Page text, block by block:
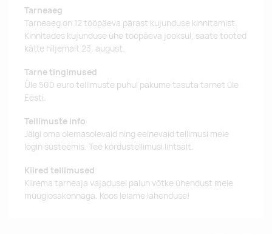
Tarneaeg
Tarneaeg on 12 tööpäeva pärast kujunduse kinnitamist.
Kinnitades kujunduse ühe tööpäeva jooksul, saate tooted
kätte hiljemalt 23. august.
Tarne tingimused
Üle 500 euro tellimuste puhul pakume tasuta tarnet üle
Eesti.
Tellimuste info
Jälgi oma olemasolevaid ning eelnevaid tellimusi meie
login süsteemis. Tee kordustellimusi lihtsalt.
Kiired tellimused
Kiirema tarneaja vajadusel palun võtke ühendust meie
müügiosakonnaga. Koos leiame lahenduse!